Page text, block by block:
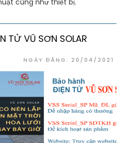
TỬ VŨ SƠN SOLAR
NGÀY ĐĂNG: 20/04/2021